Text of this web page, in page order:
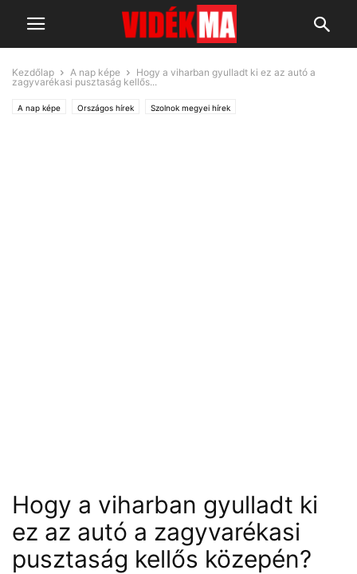
Kezdőlap A nap képe
Hogy a viharban gyulladt ki ez az autó a
zagyvarékasi pusztaság kellős...
A nap képe Országos hírek Szolnok megyei hírek
Hogy a viharban gyulladt ki
ez az autó a zagyvarékasi
pusztaság kellős közepén?